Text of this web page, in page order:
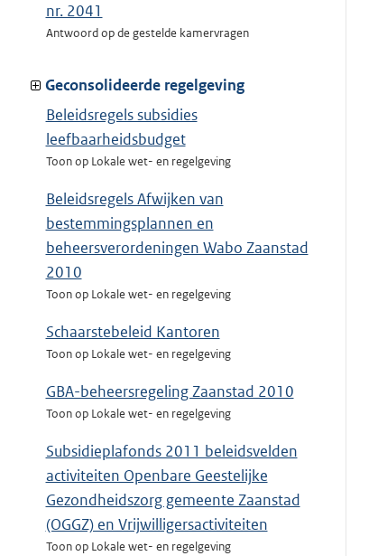
nr. 2041
Antwoord op de gestelde kamervragen
Geconsolideerde regelgeving
Beleidsregels subsidies
leefbaarheidsbudget
Toon op Lokale wet- en regelgeving
Beleidsregels Afwijken van
bestemmingsplannen en
beheersverordeningen Wabo Zaanstad
2010
Toon op Lokale wet- en regelgeving
Schaarstebeleid Kantoren
Toon op Lokale wet- en regelgeving
GBA-beheersregeling Zaanstad 2010
Toon op Lokale wet- en regelgeving
Subsidieplafonds 2011 beleidsvelden
activiteiten Openbare Geestelijke
Gezondheidszorg gemeente Zaanstad
(OGGZ) en Vrijwilligersactiviteiten
Toon op Lokale wet- en regelgeving